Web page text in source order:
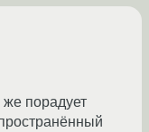
порадует